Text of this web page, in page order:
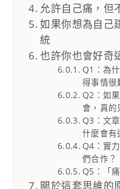
允許自己痛，但
如果你想為自己
統
也許你也會好奇
Q1：為
得事情很
Q2：如
會，真的
Q3：文
什麼會有
Q4：實
們合作？
Q5：「
關於這套思維的